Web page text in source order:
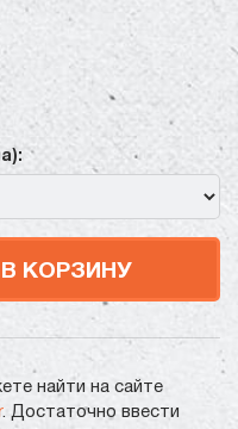
КОРЗИНУ
найти на сайте
. Достаточно ввести